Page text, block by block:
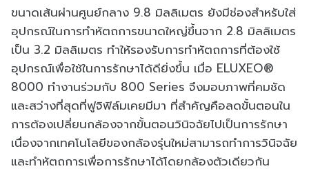
ขนาดเส้นผ่านศูนย์กลาง 9.8 มิลลิเมตร ยังมีช่องสำหรับใส่
อุปกรณ์ในการทำหัตถการขนาดใหญ่ขึ้นจาก 2.8 มิลลิเมตร
เป็น 3.2 มิลลิเมตร ทำให้รองรับการทำหัตถการที่ต้องใช้
อุปกรณ์เพื่อใช้ในการรักษาได้ดียิ่งขึ้น เมื่อ ELUXEO®
8000 ทำงานร่วมกับ 800 Series จึงมอบภาพที่คมชัด
และสว่างที่สุดที่ฟูจิฟิล์มเคยมีมา ที่สำคัญคือลดขั้นตอนใน
การต้องเปลี่ยนกล้องจากขั้นตอนวินิจฉัยไปเป็นการรักษา
เนื่องจากเทคโนโลยีของกล้องรุ่นใหม่สามารถทำการวินิจฉัย
และทำหัตถการเพื่อการรักษาได้โดยกล้องตัวเดียวกัน